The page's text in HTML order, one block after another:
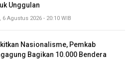
Unggulan
6 Agustus 2026 - 20:10 WIB
Nasionalisme, Pemkab
Bagikan 10.000 Bendera